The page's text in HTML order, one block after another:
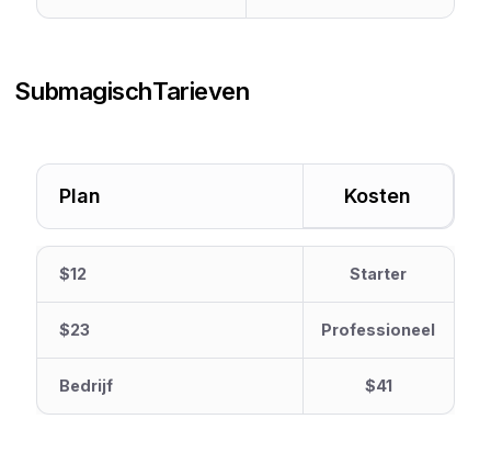
SubmagischTarieven
Plan Kosten
$12 Starter
$23 Professioneel
Bedrijf $41